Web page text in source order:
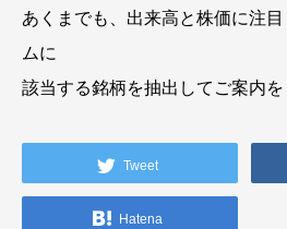
あくまでも、出来高と株価に注
ムに
該当する銘柄を抽出してご案内を
Tweet
Hatena